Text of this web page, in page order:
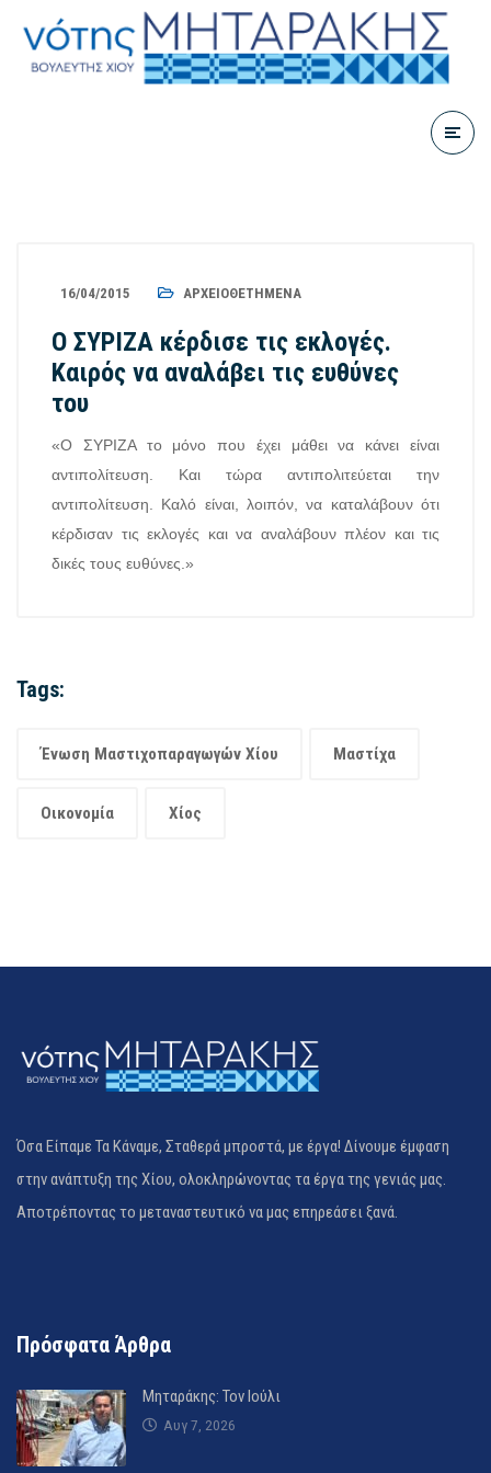
16/04/2015 ΑΡΧΕΙΟΘΕΤΗΜΈΝΑ
Ο ΣΥΡΙΖΑ κέρδισε τις εκλογές.
Καιρός να αναλάβει τις ευθύνες
του
«Ο ΣΥΡΙΖΑ το μόνο που έχει μάθει να κάνει είναι
αντιπολίτευση. Και τώρα αντιπολιτεύεται την
αντιπολίτευση. Καλό είναι, λοιπόν, να καταλάβουν ότι
κέρδισαν τις εκλογές και να αναλάβουν πλέον και τις
δικές τους ευθύνες.»
Tags:
Ένωση Μαστιχοπαραγωγών Χίου Μαστίχα
Οικονομία Χίος
Όσα Είπαμε Τα Κάναμε, Σταθερά μπροστά, με έργα! Δίνουμε έμφαση
στην ανάπτυξη της Χίου, ολοκληρώνοντας τα έργα της γενιάς μας.
Αποτρέποντας το μεταναστευτικό να μας επηρεάσει ξανά.
Πρόσφατα Άρθρα
Μηταράκης: Τον Ιούλι
Αυγ 7, 2026